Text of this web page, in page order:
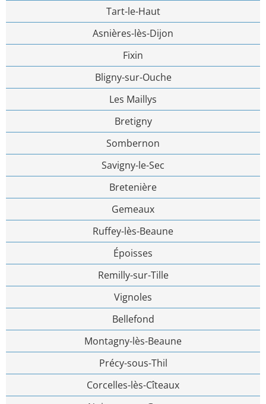
Tart-le-Haut
Asnières-lès-Dijon
Fixin
Bligny-sur-Ouche
Les Maillys
Bretigny
Sombernon
Savigny-le-Sec
Bretenière
Gemeaux
Ruffey-lès-Beaune
Époisses
Remilly-sur-Tille
Vignoles
Bellefond
Montagny-lès-Beaune
Précy-sous-Thil
Corcelles-lès-Cîteaux